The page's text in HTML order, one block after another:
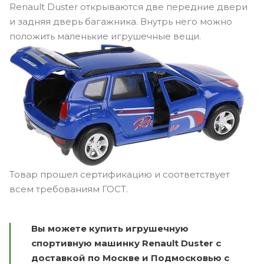
Renault Duster открываются две передние двери
и задняя дверь багажника. Внутрь него можно
положить маленькие игрушечные вещи.
Товар прошел сертификацию и соответствует
всем требованиям ГОСТ.
Вы можете купить игрушечную
спортивную машинку Renault Duster с
доставкой по Москве и Подмосковью с